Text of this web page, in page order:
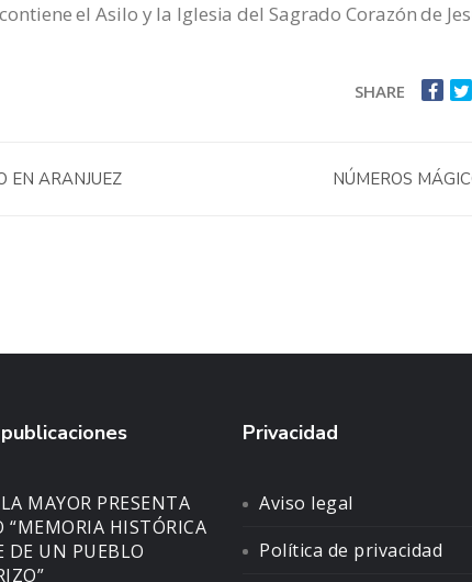
el Asilo y la Iglesia del Sagrado Corazón de
SHARE
EN ARANJUEZ NÚMEROS
MAYOR PRESENTA
“MEMORIA HISTÓRICA
DE UN PUEBLO
Privacidad
Aviso legal
Política de privacidad